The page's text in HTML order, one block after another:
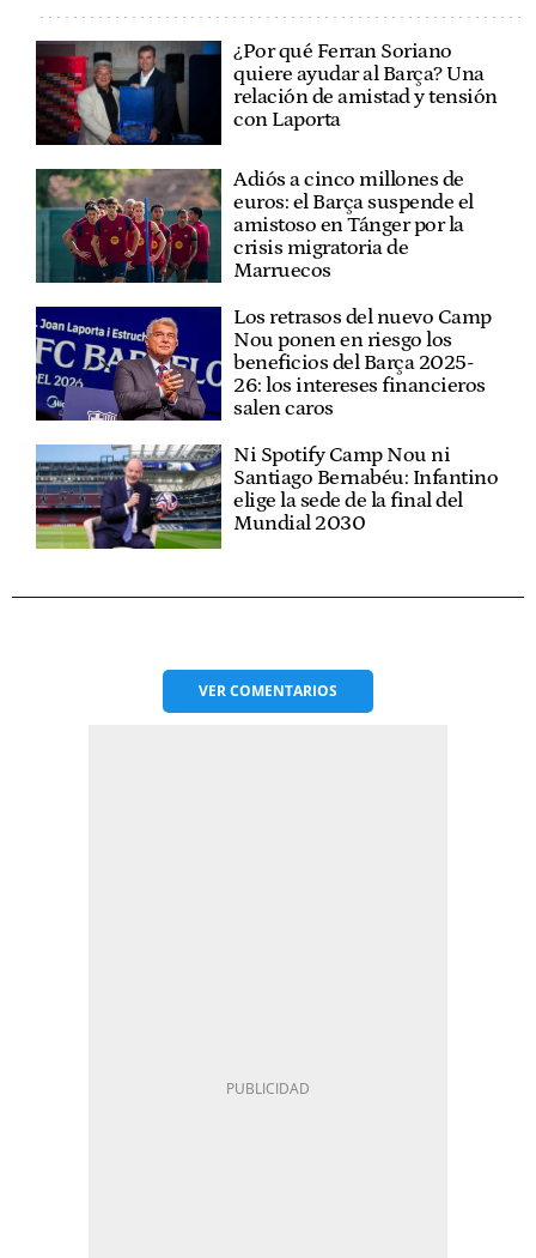
¿Por qué Ferran Soriano
quiere ayudar al Barça? Una
relación de amistad y tensión
con Laporta
Adiós a cinco millones de
euros: el Barça suspende el
amistoso en Tánger por la
crisis migratoria de
Marruecos
Los retrasos del nuevo Camp
Nou ponen en riesgo los
beneficios del Barça 2025-
26: los intereses financieros
salen caros
Ni Spotify Camp Nou ni
Santiago Bernabéu: Infantino
elige la sede de la final del
Mundial 2030
VERCOMENTARIOS